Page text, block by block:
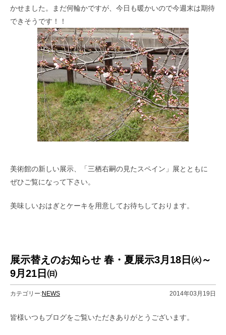
かせました。まだ何輪かですが、今日も暖かいので今週末は期待
できそうです！！
美術館の新しい展示、「三栖右嗣の見たスペイン」展とともに
ぜひご覧になって下さい。
美味しいおはぎとケーキを用意してお待ちしております。
展示替えのお知らせ 春・夏展示3月18日㈫～
9月21日㈰
カテゴリー:NEWS 2014年03月19日
皆様いつもブログをご覧いただきありがとうございます。